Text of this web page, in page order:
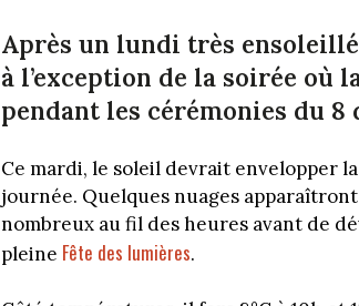
Après un lundi très
à l’exception de la soirée
pendant les cérémonies du 8
Ce mardi, le soleil devrait envelopper
journée. Quelques nuages
nombreux au fil des heures avant de
pleine Fête des lumières.